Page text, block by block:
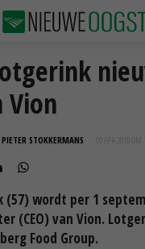
PIETER STOKKERMANS 09 APR 2018 OM
(57) wordt per 1
(CEO) van Vion.
Food Group.